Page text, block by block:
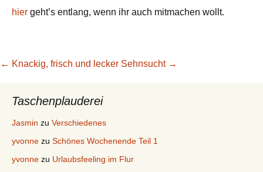
hier geht’s entlang, wenn ihr auch mitmachen wollt.
Beitragsnavigation
← Knackig, frisch und lecker Sehnsucht →
Taschenplauderei
Jasmin zu Verschiedenes
yvonne zu Schönes Wochenende Teil 1
yvonne zu Urlaubsfeeling im Flur